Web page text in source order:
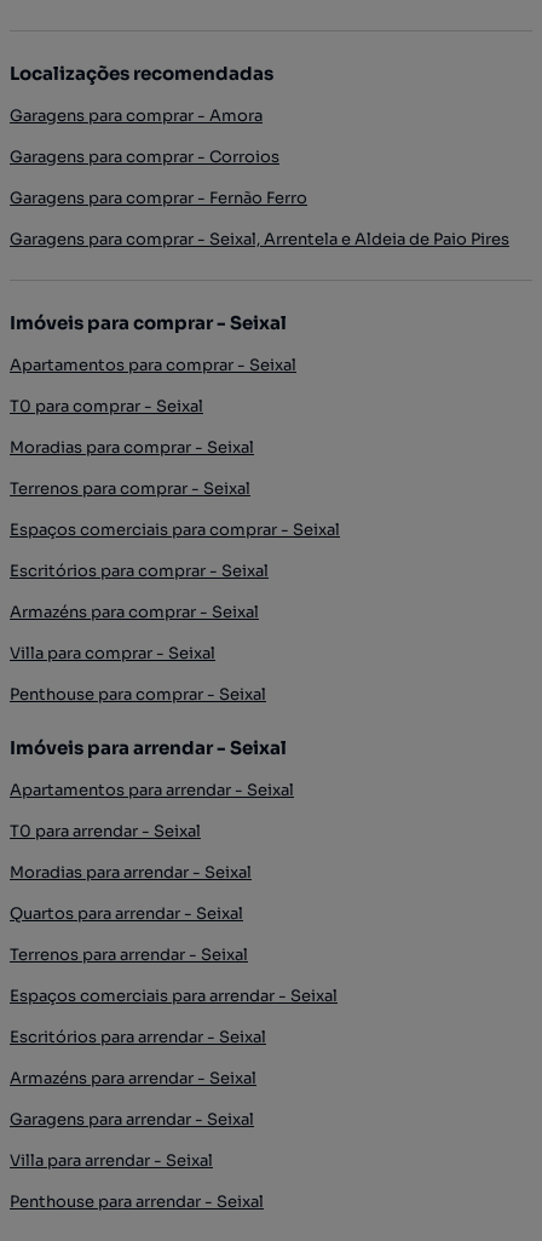
Localizações recomendadas
Garagens para comprar - Amora
Garagens para comprar - Corroios
Garagens para comprar - Fernão Ferro
Garagens para comprar - Seixal, Arrentela e Aldeia de Paio Pires
Imóveis para comprar - Seixal
Apartamentos para comprar - Seixal
T0 para comprar - Seixal
Moradias para comprar - Seixal
Terrenos para comprar - Seixal
Espaços comerciais para comprar - Seixal
Escritórios para comprar - Seixal
Armazéns para comprar - Seixal
Villa para comprar - Seixal
Penthouse para comprar - Seixal
Imóveis para arrendar - Seixal
Apartamentos para arrendar - Seixal
T0 para arrendar - Seixal
Moradias para arrendar - Seixal
Quartos para arrendar - Seixal
Terrenos para arrendar - Seixal
Espaços comerciais para arrendar - Seixal
Escritórios para arrendar - Seixal
Armazéns para arrendar - Seixal
Garagens para arrendar - Seixal
Villa para arrendar - Seixal
Penthouse para arrendar - Seixal